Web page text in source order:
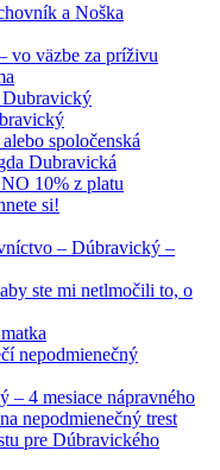
a Noška
vo väzbe za príživu
spoločenská
Dubravická
10% z platu
si!
– Dúbravický –
ste mi netlmočili to, o
nepodmienečný
– 4 mesiace nápravného
nepodmienečný trest
pre Dúbravického